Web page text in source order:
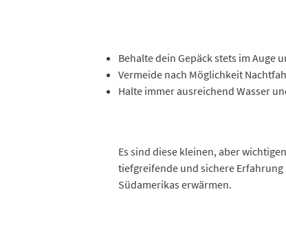
Behalte dein Gepäck stets im Auge
Vermeide nach Möglichkeit
Halte immer ausreichend Wasser
Es sind diese kleinen, aber
tiefgreifende und sichere Erfahrung
Südamerikas erwärmen.